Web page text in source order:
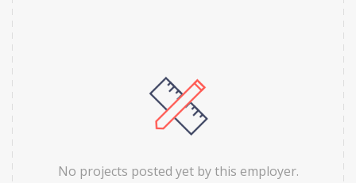
No projects posted yet by this employer.